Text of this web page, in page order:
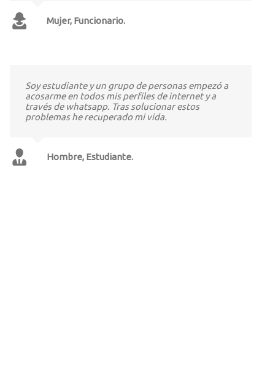
Mujer, Funcionario.
Soy estudiante y un grupo de personas empezó a
acosarme en todos mis perfiles de internet y a
través de whatsapp. Tras solucionar estos
problemas he recuperado mi vida.
Hombre, Estudiante.